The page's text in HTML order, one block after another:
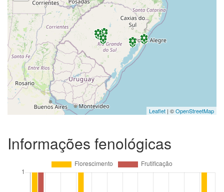
Leaflet | ©OpenStreetMap
Informações fenológicas